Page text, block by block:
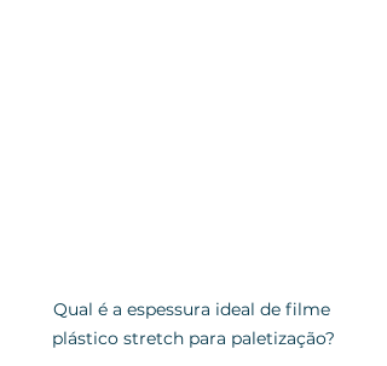
Qual é a espessura ideal de filme
plástico stretch para paletização?